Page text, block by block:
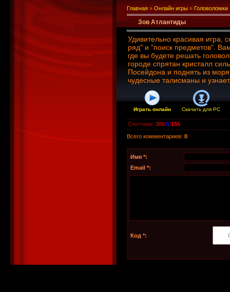
Главная » Онлайн игры » Головоломки
Зов Атлантиды
Удивительно красивая игра,
ряд" и "поиск предметов".
где вы будете решать
городе спрятан кристалл
Посейдона и поднять из
чудесные талисманы и
Играть онлайн Скачать для PC
Счетчики: 386/6/155
Всего комментариев: 0
Имя *:
Email *:
Код *: